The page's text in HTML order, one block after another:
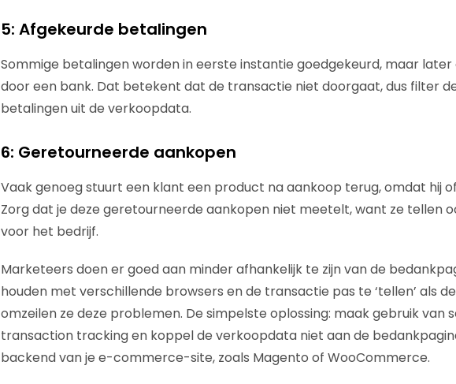
5: Afgekeurde betalingen
Sommige betalingen worden in eerste instantie goedgekeurd, maar
door een bank. Dat betekent dat de transactie niet doorgaat, dus filter
betalingen uit de verkoopdata.
6: Geretourneerde aankopen
Vaak genoeg stuurt een klant een product na aankoop terug, omdat hij
Zorg dat je deze geretourneerde aankopen niet meetelt, want ze tellen
voor het bedrijf.
Marketeers doen er goed aan minder afhankelijk te zijn van de
houden met verschillende browsers en de transactie pas te ‘tellen’ als
omzeilen ze deze problemen. De simpelste oplossing: maak gebruik van
transaction tracking en koppel de verkoopdata niet aan de
backend van je e-commerce-site, zoals Magento of WooCommerce.